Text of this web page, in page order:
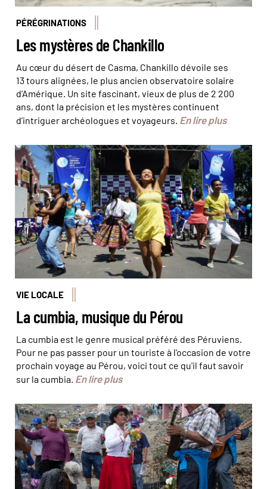
PÉRÉGRINATIONS
Les mystères de Chankillo
Au cœur du désert de Casma, Chankillo dévoile ses
13 tours alignées, le plus ancien observatoire solaire
d’Amérique. Un site fascinant, vieux de plus de 2 200
ans, dont la précision et les mystères continuent
d’intriguer archéologues et voyageurs. En lire plus
© Autoridad Nacional del Agua
VIE LOCALE
La cumbia, musique du Pérou
La cumbia est le genre musical préféré des Péruviens.
Pour ne pas passer pour un touriste à l'occasion de votre
prochain voyage au Pérou, voici tout ce qu'il faut savoir
sur la cumbia. En lire plus
Célébration dans un cimetière à Lima © Manuel Medir